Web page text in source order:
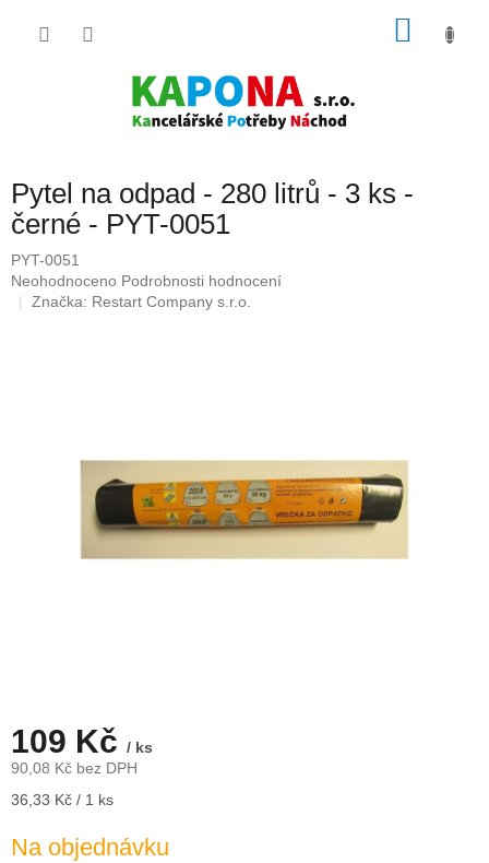
Pytel na odpad - 280 litrů - 3 ks -
černé - PYT-0051
PYT-0051
Průměrné
hodnocení
Neohodnoceno Podrobnosti hodnocení
Značka: Restart Company s.r.o.
109 Kč / ks
90,08 Kč bez DPH
Měrná
36,33 Kč / 1 ks
Na objednávku